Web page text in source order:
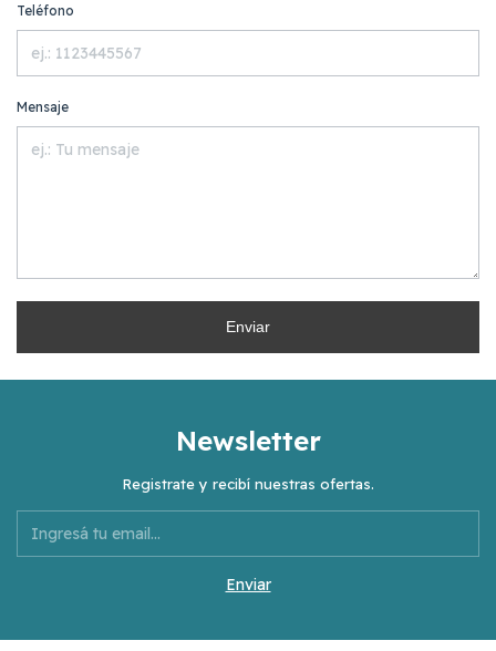
Teléfono
Mensaje
Enviar
Newsletter
Registrate y recibí nuestras ofertas.